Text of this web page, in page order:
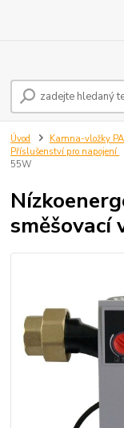
Úvod Kamna-vložky
Příslušenství pro napojení
55W
směšovací